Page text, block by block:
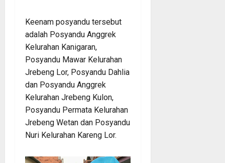
Keenam posyandu tersebut
adalah Posyandu Anggrek
Kelurahan Kanigaran,
Posyandu Mawar Kelurahan
Jrebeng Lor, Posyandu Dahlia
dan Posyandu Anggrek
Kelurahan Jrebeng Kulon,
Posyandu Permata Kelurahan
Jrebeng Wetan dan Posyandu
Nuri Kelurahan Kareng Lor.